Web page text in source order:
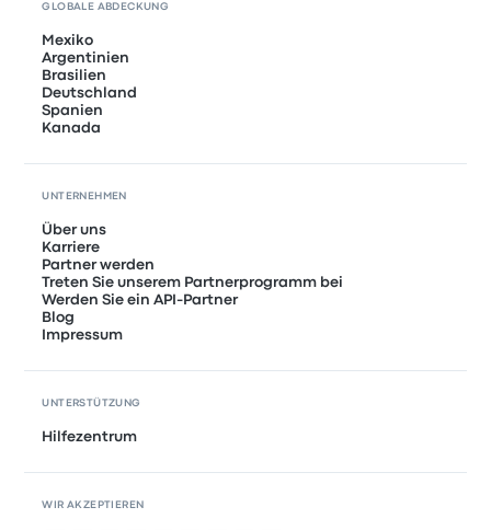
GLOBALE ABDECKUNG
Mexiko
Argentinien
Brasilien
Deutschland
Spanien
Kanada
UNTERNEHMEN
Über uns
Karriere
Partner werden
Treten Sie unserem Partnerprogramm bei
Werden Sie ein API-Partner
Blog
Impressum
UNTERSTÜTZUNG
Hilfezentrum
WIR AKZEPTIEREN